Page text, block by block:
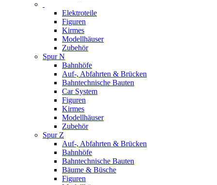
Elektroteile
Figuren
Kirmes
Modellhäuser
Zubehör
Spur N
Bahnhöfe
Auf-, Abfahrten & Brücken
Bahntechnische Bauten
Car System
Figuren
Kirmes
Modellhäuser
Zubehör
Spur Z
Auf-, Abfahrten & Brücken
Bahnhöfe
Bahntechnische Bauten
Bäume & Büsche
Figuren